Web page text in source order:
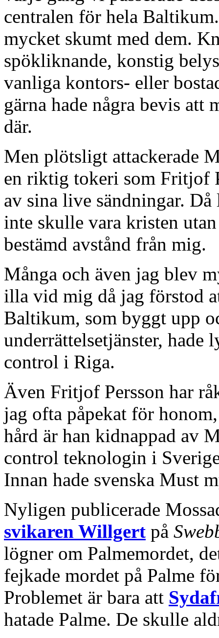
centralen för hela
mycket skumt med dem.
spökliknande, konstig
vanliga kontors- eller
gärna hade några bevis
där.
Men plötsligt attackerade
en riktig tokeri som Fritjof
av sina live sändningar.
inte skulle vara kristen
bestämd avstånd från mig.
Många och även jag blev
illa vid mig då jag förstod
Baltikum, som byggt upp
underrättelsetjänster, hade
control i Riga.
Även Fritjof Persson har
jag ofta påpekat för
hård är han kidnappad av
control teknologin i
Innan hade svenska Must
Nyligen publicerade
svikaren Willgert på
lögner om Palmemordet,
fejkade mordet på Palme
Problemet är bara att
hatade Palme. De skulle